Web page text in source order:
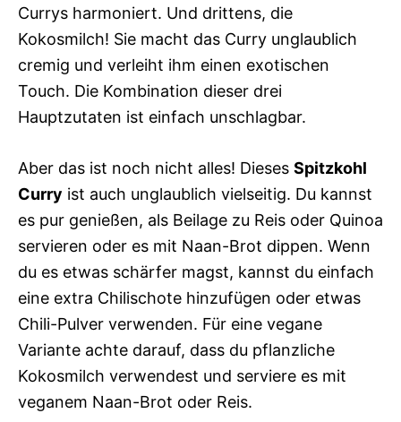
Currys harmoniert. Und drittens, die
Kokosmilch! Sie macht das Curry unglaublich
cremig und verleiht ihm einen exotischen
Touch. Die Kombination dieser drei
Hauptzutaten ist einfach unschlagbar.
Aber das ist noch nicht alles! Dieses Spitzkohl
Curry ist auch unglaublich vielseitig. Du kannst
es pur genießen, als Beilage zu Reis oder Quinoa
servieren oder es mit Naan-Brot dippen. Wenn
du es etwas schärfer magst, kannst du einfach
eine extra Chilischote hinzufügen oder etwas
Chili-Pulver verwenden. Für eine vegane
Variante achte darauf, dass du pflanzliche
Kokosmilch verwendest und serviere es mit
veganem Naan-Brot oder Reis.